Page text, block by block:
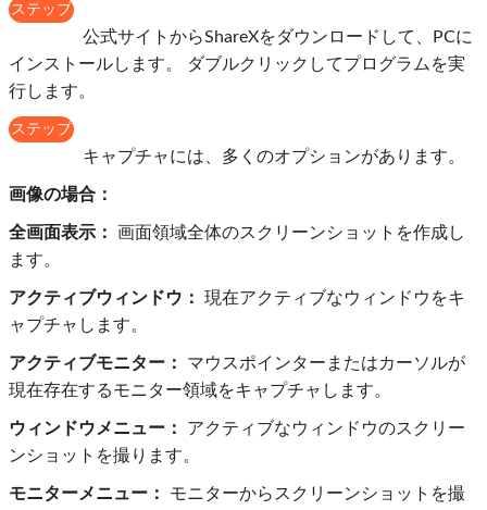
ステップ
公式サイトからShareXをダウンロードして、PCに
インストールします。 ダブルクリックしてプログラムを実
行します。
ステップ
キャプチャには、多くのオプションがあります。
画像の場合：
全画面表示： 画面領域全体のスクリーンショットを作成し
ます。
アクティブウィンドウ： 現在アクティブなウィンドウをキ
ャプチャします。
アクティブモニター： マウスポインターまたはカーソルが
現在存在するモニター領域をキャプチャします。
ウィンドウメニュー： アクティブなウィンドウのスクリー
ンショットを撮ります。
モニターメニュー： モニターからスクリーンショットを撮